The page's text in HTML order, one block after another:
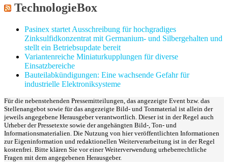
TechnologieBox
Pasinex startet Ausschreibung für hochgradiges
Zinksulfidkonzentrat mit Germanium- und Silbergehalten und
stellt ein Betriebsupdate bereit
Variantenreiche Miniaturkupplungen für diverse
Einsatzbereiche
Bauteilabkündigungen: Eine wachsende Gefahr für
industrielle Elektroniksysteme
Für die nebenstehenden Pressemitteilungen, das angezeigte Event bzw. das
Stellenangebot sowie für das angezeigte Bild- und Tonmaterial ist allein der
jeweils angegebene Herausgeber verantwortlich. Dieser ist in der Regel auch
Urheber der Pressetexte sowie der angehängten Bild-, Ton- und
Informationsmaterialien. Die Nutzung von hier veröffentlichten Informationen
zur Eigeninformation und redaktionellen Weiterverarbeitung ist in der Regel
kostenfrei. Bitte klären Sie vor einer Weiterverwendung urheberrechtliche
Fragen mit dem angegebenen Herausgeber.